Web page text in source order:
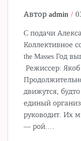
Авторadmin
C подачи
Коллективное
the Masses Год
Режиссер:
движутся,
единый
руководит. Их
— рой.…